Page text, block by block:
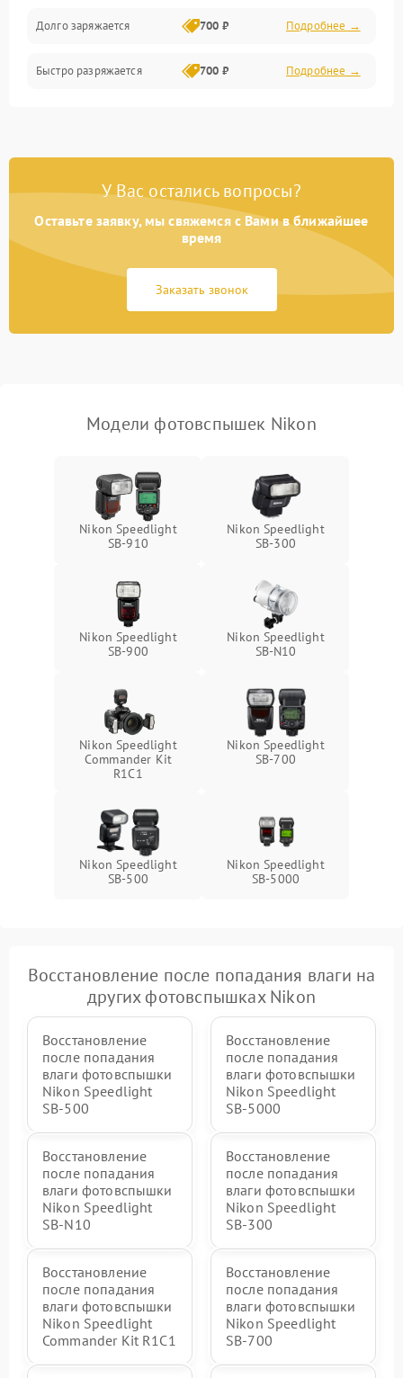
Долго заряжается 700 ₽ Подробнее →
Быстро разряжается 700 ₽ Подробнее →
У Вас остались вопросы?
Оставьте заявку, мы свяжемся с Вами в ближайшее
время
Заказать звонок
Модели фотовспышек Nikon
Nikon Speedlight
SB-910
Nikon Speedlight
SB-300
Nikon Speedlight
SB-900
Nikon Speedlight
SB-N10
Nikon Speedlight
Commander Kit
R1C1
Nikon Speedlight
SB-700
Nikon Speedlight
SB-500
Nikon Speedlight
SB-5000
Восстановление после попадания влаги на
других фотовспышках Nikon
Восстановление
после попадания
влаги фотовспышки
Nikon Speedlight
SB-500
Восстановление
после попадания
влаги фотовспышки
Nikon Speedlight
SB-5000
Восстановление
после попадания
влаги фотовспышки
Nikon Speedlight
SB-N10
Восстановление
после попадания
влаги фотовспышки
Nikon Speedlight
SB-300
Восстановление
после попадания
влаги фотовспышки
Nikon Speedlight
Commander Kit R1C1
Восстановление
после попадания
влаги фотовспышки
Nikon Speedlight
SB-700